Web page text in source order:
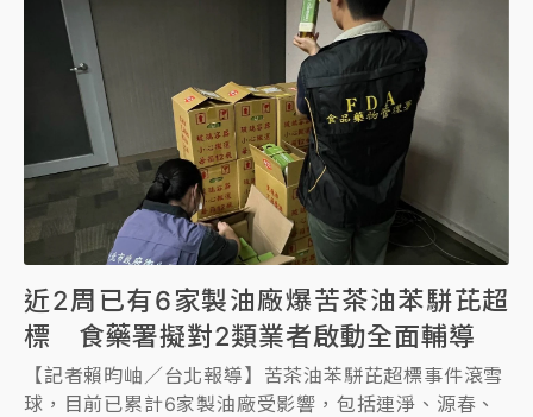
近2周已有6家製油廠爆苦茶油苯駢芘超
標 食藥署擬對2類業者啟動全面輔導
【記者賴昀岫／台北報導】苦茶油苯駢芘超標事件滾雪
球，目前已累計6家製油廠受影響，包括連淨、源春、